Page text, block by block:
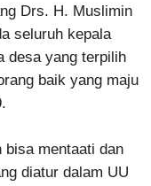
Drs. H. Muslimin
seluruh kepala
desa yang terpilih
baik yang maju
bisa mentaati dan
diatur dalam UU